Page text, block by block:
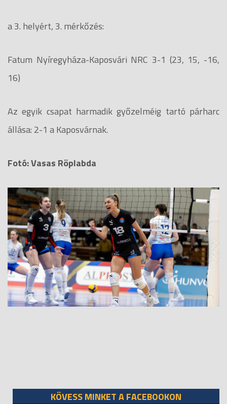
a 3. helyért, 3. mérkőzés:
Fatum Nyíregyháza-Kaposvári NRC 3-1 (23, 15, -16,
16)
Az egyik csapat harmadik győzelméig tartó párharc
állása: 2-1 a Kaposvárnak.
Fotó: Vasas Röplabda
KÖVESS MINKET A FACEBOOKON